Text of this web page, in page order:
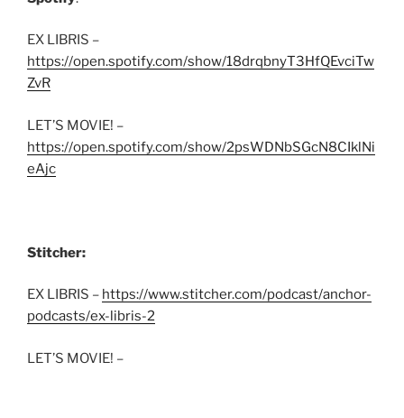
EX LIBRIS –
https://open.spotify.com/show/18drqbnyT3HfQEvciTw
ZvR
LET’S MOVIE! –
https://open.spotify.com/show/2psWDNbSGcN8CIklNi
eAjc
Stitcher:
EX LIBRIS – https://www.stitcher.com/podcast/anchor-
podcasts/ex-libris-2
LET’S MOVIE! –